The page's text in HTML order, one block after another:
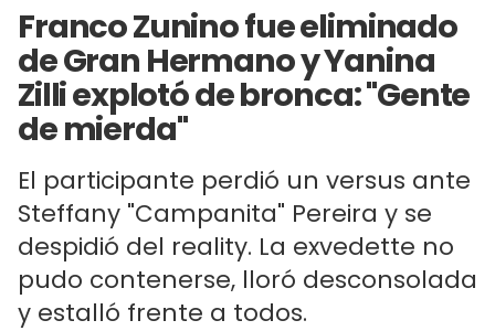
Franco Zunino fue eliminado
de Gran Hermano y Yanina
Zilli explotó de bronca: "Gente
de mierda"
El participante perdió un versus ante
Steffany "Campanita" Pereira y se
despidió del reality. La exvedette no
pudo contenerse, lloró desconsolada
y estalló frente a todos.